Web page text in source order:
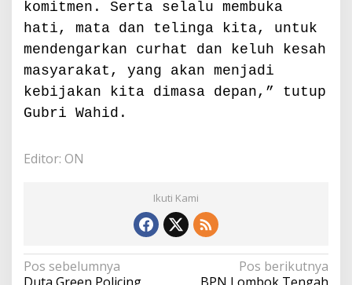
komitmen. Serta selalu membuka
hati, mata dan telinga kita, untuk
mendengarkan curhat dan keluh kesah
masyarakat, yang akan menjadi
kebijakan kita dimasa depan,” tutup
Gubri Wahid.
Editor: ON
Ikuti Kami
N
a
Pos sebelumnya
Duta Green Policing
Pos berikutnya
BPN Lombok Tengah